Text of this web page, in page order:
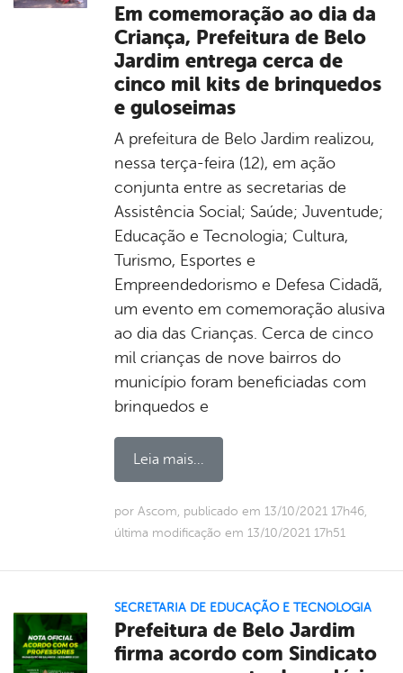
Em comemoração ao dia da
Criança, Prefeitura de Belo
Jardim entrega cerca de
cinco mil kits de brinquedos
e guloseimas
A prefeitura de Belo Jardim realizou,
nessa terça-feira (12), em ação
conjunta entre as secretarias de
Assistência Social; Saúde; Juventude;
Educação e Tecnologia; Cultura,
Turismo, Esportes e
Empreendedorismo e Defesa Cidadã,
um evento em comemoração alusiva
ao dia das Crianças. Cerca de cinco
mil crianças de nove bairros do
município foram beneficiadas com
brinquedos e
Leia mais...
por Ascom, publicado em 13/10/2021 17h46,
última modificação em 13/10/2021 17h51
SECRETARIA DE EDUCAÇÃO E TECNOLOGIA
Prefeitura de Belo Jardim
firma acordo com Sindicato